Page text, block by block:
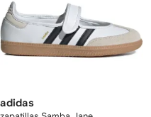
adidas